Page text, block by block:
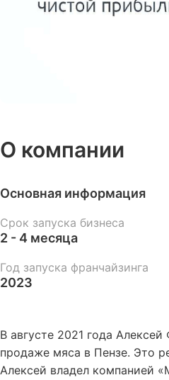
О компании
Основная информация
Срок запуска бизнеса
2 - 4 месяца
Год запуска франчайзинга
2023
В августе 2021 года
продаже мяса в Пензе. Это
Алексей владел компанией